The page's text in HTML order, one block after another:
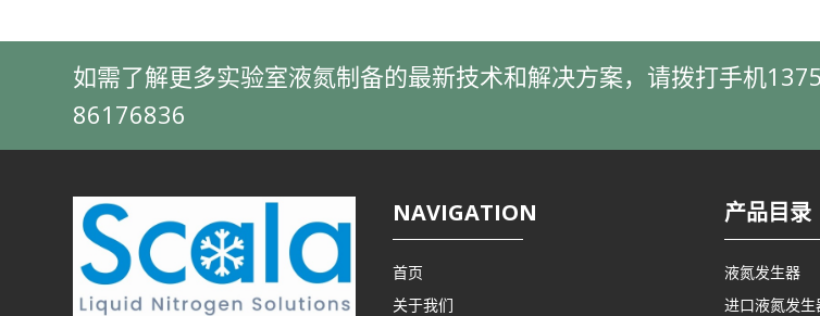
如需了解更多实验室液氮制备的最新技术和解决方案，请拨打手机
86176836
NAVIGATION
首页
关于我们
产品目录
液氮发生器
进口液氮发生